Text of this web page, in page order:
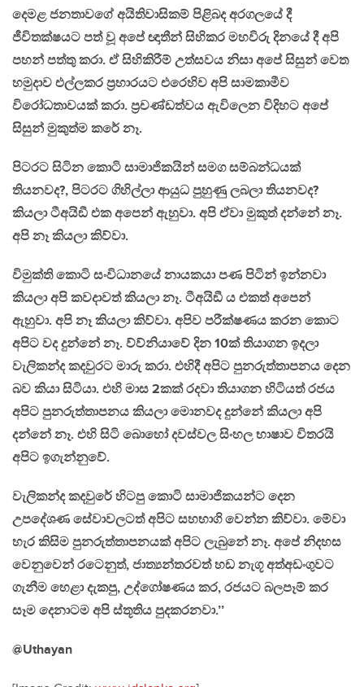
දෙමළ ජනතාවගේ අයිතිවාසිකම් පිළිබද අරගලයේ දී
ජීවිතක්ෂයට පත් වූ අපේ ඥාතීන් සිහිකර මහවිරු දිනයේ දී අපි
පහන් පත්තු කරා. ඒ සිහිකිරීම් උත්සවය නිසා අපේ සිසුන් වෙත
හමුදාව එල්ලකර ප‍්‍රහාරයට එරෙහිව අපි සාමකාමීව
විරෝධතාවයක් කරා. ප‍්‍රචණ්ඩත්වය ඇවිලෙන විදිහට අපේ
සිසුන් මුකුත්ම කරේ නෑ.
පිටරට සිටින කොටි සාමාජිකයින් සමග සම්බන්ධයක්
තියනවද?, පිටරට ගිහිල්ලා ආයුධ පුහුණු ලබලා තියනවද?
කියලා ටීඅයිඞී එක අපෙන් ඇහුවා. අපි ඒවා මුකුත් දන්නේ නෑ.
අපි නෑ කියලා කිව්වා.
විමුක්ති කොටි සංවිධානයේ නායකයා පණ පිටින් ඉන්නවා
කියලා අපි කවදාවත් කියලා නෑ. ටීඅයිඞී ය එකත් අපෙන්
ඇහුවා. අපි නෑ කියලා කිව්වා. අපිව පරීක්ෂණය කරන කොට
අපිට වද දුන්නේ නෑ. ව්ව්නියාවේ දින 10ක් තියාගන ඉදලා
වැලිකන්ද කදවුරට මාරු කරා. එහිදී අපිට පුනරුත්තාපනය දෙන
බව කියා සිටියා. එහි මාස 2කක් රදවා තියාගන හිටියත් රජය
අපිට පුනරුත්තාපනය කියලා මොනවද දුන්නේ කියලා අපි
දන්නේ නෑ. එහි සිටි බොහෝ දවස්වල සිංහල භාෂාව විතරයි
අපිට ඉගැන්නුවේ.
වැලිකන්ද කදවුරේ හිටපු කොටි සාමාජිකයන්ට දෙන
උපදේශණ සේවාවලටත් අපිට සහභාගි වෙන්න කිව්වා. මේවා
හැර කිසිම පුනරුත්තාපනයක් අපිට ලැබුනේ නෑ. අපේ නිදහස
වෙනුවෙන් රටෙනුත්, ජාත්‍යන්තරවත් හඩ නැගූ අත්අඩංගුවට
ගැනීම හෙළා දැකපු, උද්ගෝෂණය කර, රජයට බලපෑම් කර
සෑම දෙනාටම අපි ස්තූතිය පුදකරනවා.’’
@Uthayan